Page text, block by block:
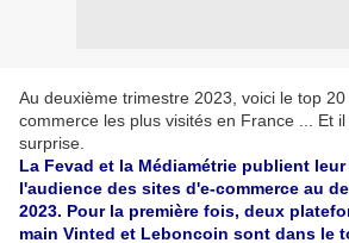
Au deuxième trimestre 2023, voici le top
commerce les plus visités en France ... Et
surprise.
La Fevad et la Médiamétrie publient
l'audience des sites d'e-commerce au
2023. Pour la première fois, deux
main Vinted et Leboncoin sont dans le